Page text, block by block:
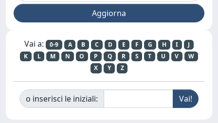
Vai a: 0-9 A B C D E F G H I
J
K
L M N O P Q R S T U V
W
X
Y Z
o inserisci le iniziali: